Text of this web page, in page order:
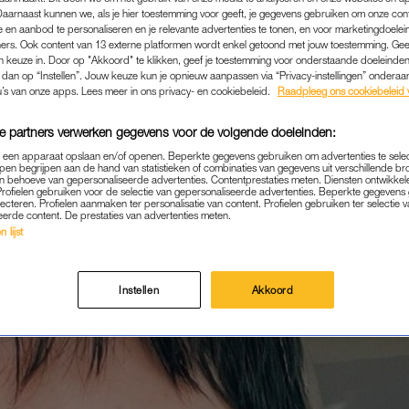
en presentatrice Linda Hakeboom werd
Een grote schok en totaal onverwacht. Ze deelde haar
updates: de ene week geschreven, de andere week
ze met haar telefoon, klein en intiem. Wat doet zo’n
volgt er, wat komt er allemaal op je af? Haar boodschap
genezen, tenzij je er te laat bij bent…
kunnen we, als je hier toestemming voor geeft, je gegevens gebruiken om onze
en aanbod te personaliseren en je relevante advertenties te tonen, en voor
Ook content van 13 externe platformen wordt enkel getoond met jouw toestemming.
keuze in. Door op "Akkoord" te klikken, geef je toestemming voor onderstaande
op “Instellen”. Jouw keuze kun je opnieuw aanpassen via “Privacy-instellingen”
van onze apps. Lees meer in ons privacy- en cookiebeleid.
Raadpleeg ons cookiebeleid
partners verwerken gegevens voor de volgende doeleinden:
een apparaat opslaan en/of openen. Beperkte gegevens gebruiken om advertenties te
begrijpen aan de hand van statistieken of combinaties van gegevens uit verschillende
behoeve van gepersonaliseerde advertenties. Contentprestaties meten. Diensten
gebruiken voor de selectie van gepersonaliseerde advertenties. Beperkte
Profielen aanmaken ter personalisatie van content. Profielen gebruiken ter selectie
content. De prestaties van advertenties meten.
lijst
Instellen Akkoord